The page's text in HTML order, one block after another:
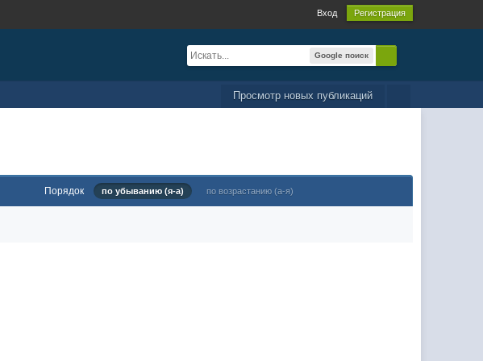
Вход Регистрация
Google поиск
Просмотр новых публикаций
Порядок по убыванию (я-а) по возрастанию (а-я)